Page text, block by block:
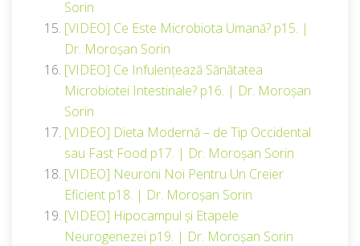
Sorin
[VIDEO] Ce Este Microbiota Umană? p15. |
Dr. Moroșan Sorin
[VIDEO] Ce Infulențează Sănătatea
Microbiotei Intestinale? p16. | Dr. Moroșan
Sorin
[VIDEO] Dieta Modernă – de Tip Occidental
sau Fast Food p17. | Dr. Moroșan Sorin
[VIDEO] Neuroni Noi Pentru Un Creier
Eficient p18. | Dr. Moroșan Sorin
[VIDEO] Hipocampul și Etapele
Neurogenezei p19. | Dr. Moroșan Sorin